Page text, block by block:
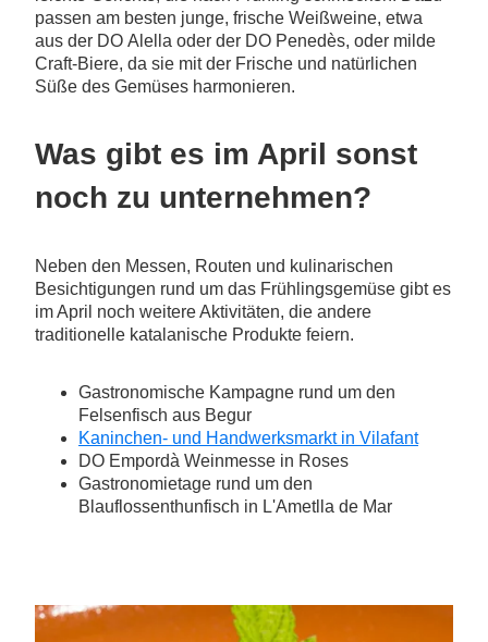
passen am besten junge, frische Weißweine, etwa
aus der DO Alella oder der DO Penedès, oder milde
Craft-Biere, da sie mit der Frische und natürlichen
Süße des Gemüses harmonieren.
Was gibt es im April sonst
noch zu unternehmen?
Neben den Messen, Routen und kulinarischen
Besichtigungen rund um das Frühlingsgemüse gibt es
im April noch weitere Aktivitäten, die andere
traditionelle katalanische Produkte feiern.
Gastronomische Kampagne rund um den
Felsenfisch aus Begur
Kaninchen- und Handwerksmarkt in Vilafant
DO Empordà Weinmesse in Roses
Gastronomietage rund um den
Blauflossenthunfisch in L'Ametlla de Mar